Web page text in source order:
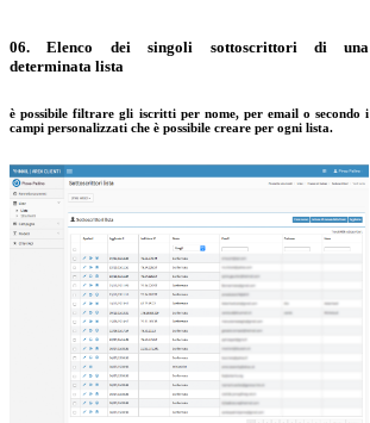
06. Elenco dei singoli sottoscrittori di una
determinata lista
è possibile filtrare gli iscritti per nome, per email o secondo i
campi personalizzati che è possibile creare per ogni lista.